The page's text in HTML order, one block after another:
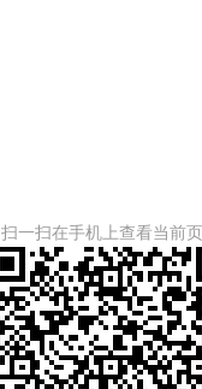
扫一扫在手机上查看当前